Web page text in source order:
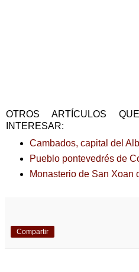
OTROS ARTÍCULOS
INTERESAR:
Cambados, capital del
Pueblo pontevedrés de
Monasterio de San Xoan
Compartir